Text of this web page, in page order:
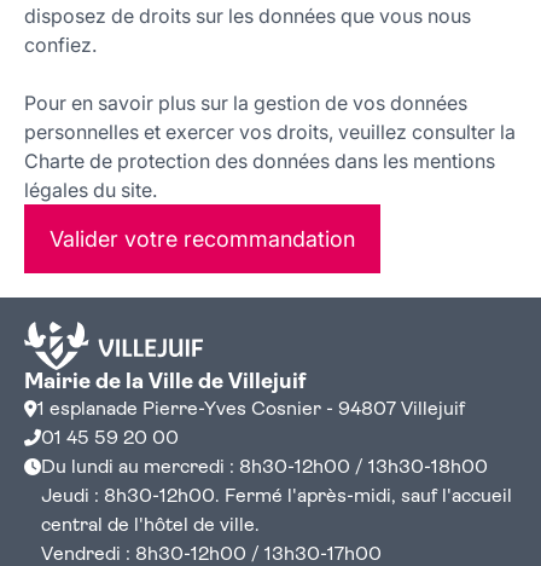
disposez de droits sur les données que vous nous
confiez.
Pour en savoir plus sur la gestion de vos données
personnelles et exercer vos droits, veuillez consulter la
Charte de protection des données dans les mentions
légales du site.
Valider votre recommandation
Mairie de la Ville de Villejuif
1 esplanade Pierre-Yves Cosnier - 94807 Villejuif
01 45 59 20 00
Du lundi au mercredi : 8h30-12h00 / 13h30-18h00
Jeudi : 8h30-12h00. Fermé l'après-midi, sauf l'accueil
central de l'hôtel de ville.
Vendredi : 8h30-12h00 / 13h30-17h00